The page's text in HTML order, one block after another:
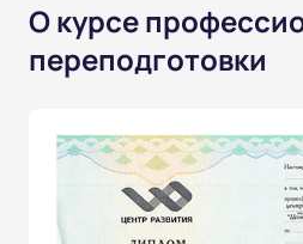
О курсе
переподготовки